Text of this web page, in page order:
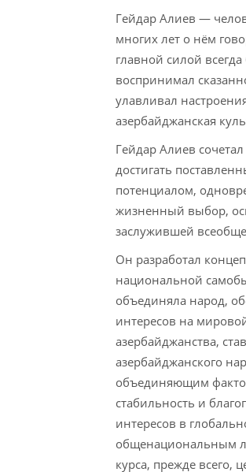
Гейдар Алиев —
многих лет о нём
главной силой
воспринимал
улавливал
азербайджанская
Гейдар Алиев
достигать
потенциалом,
жизненный выбор,
заслужившей
Он разработал
национальной
объединяла народ,
интересов на
азербайджанства,
азербайджанского
объединяющим
стабильность и
интересов в
общенациональным
курса, прежде всего,